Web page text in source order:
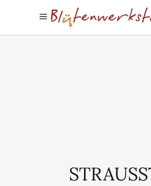
STRAUSS7